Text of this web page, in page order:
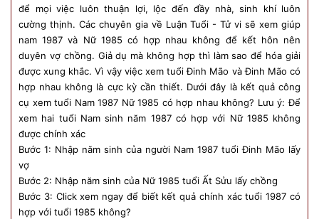
để mọi việc luôn thuận lợi, lộc đến đầy nhà, sinh khí luôn
cường thịnh. Các chuyên gia về Luận Tuổi - Tử vi sẽ xem giúp
nam 1987 và Nữ 1985 có hợp nhau không để kết hôn nên
duyên vợ chồng. Giả dụ mà không hợp thì làm sao để hóa giải
được xung khắc. Vì vậy việc xem tuổi Đinh Mão và Đinh Mão có
hợp nhau không là cực kỳ cần thiết. Dưới đây là kết quả công
cụ xem tuổi Nam 1987 Nữ 1985 có hợp nhau không? Lưu ý: Để
xem hai tuổi Nam sinh năm 1987 có hợp với Nữ 1985 không
được chính xác
Bước 1: Nhập năm sinh của người Nam 1987 tuổi Đinh Mão lấy
vợ
Bước 2: Nhập năm sinh của Nữ 1985 tuổi Ất Sửu lấy chồng
Bước 3: Click xem ngay để biết kết quả chính xác tuổi 1987 có
hợp với tuổi 1985 không?